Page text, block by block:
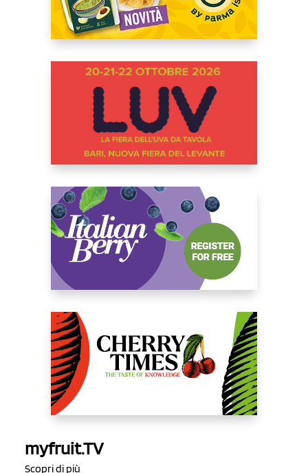
myfruit.TV
Scopri di più